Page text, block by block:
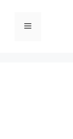
القائمة